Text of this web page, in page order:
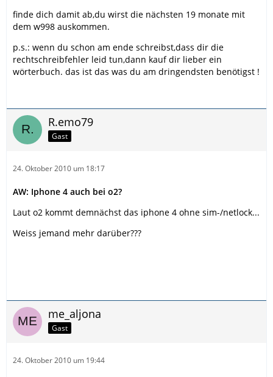
finde dich damit ab,du wirst die nächsten 19 monate mit
dem w998 auskommen.
p.s.: wenn du schon am ende schreibst,dass dir die
rechtschreibfehler leid tun,dann kauf dir lieber ein
wörterbuch. das ist das was du am dringendsten benötigst !
R.emo79
Gast
24. Oktober 2010 um 18:17
AW: Iphone 4 auch bei o2?
Laut o2 kommt demnächst das iphone 4 ohne sim-/netlock...
Weiss jemand mehr darüber???
me_aljona
Gast
24. Oktober 2010 um 19:44